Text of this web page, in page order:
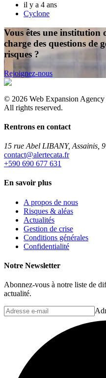
il y a 4 ans
Cyclone
Vous êtes une institution
charge des questions de
risques ?
Rejoignez-nous
© 2026 Web Expansion
All rights reserved.
Rentrons en contact
15 rue Abel LIBANY, Assainis,
rf.atacetrela@tcatnoc
+590 690 677 631
En savoir plus
A propos de nous
Risques & aléas
Actualités
Gestion de crise
Conditions générales
Confidentialité
Notre Newsletter
Abonnez-vous à notre liste de
actualité.